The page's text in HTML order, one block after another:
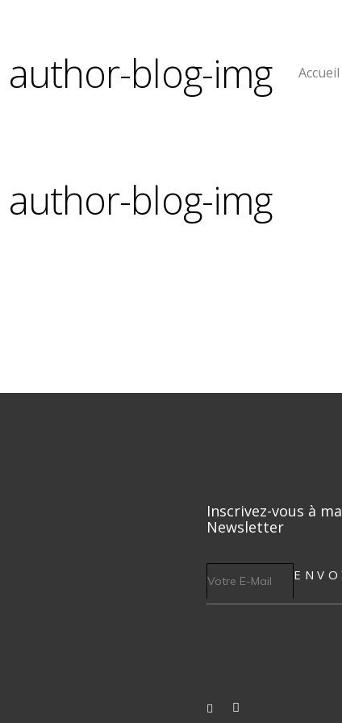
author-blog-img Accueil
author-blog-img
Inscrivez-vous à ma
Newsletter